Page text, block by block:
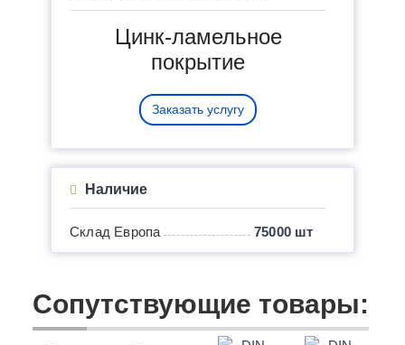
Цинк-ламельное
покрытие
Заказать услугу
Наличие
Склад Европа 75000 шт
Сопутствующие товары: